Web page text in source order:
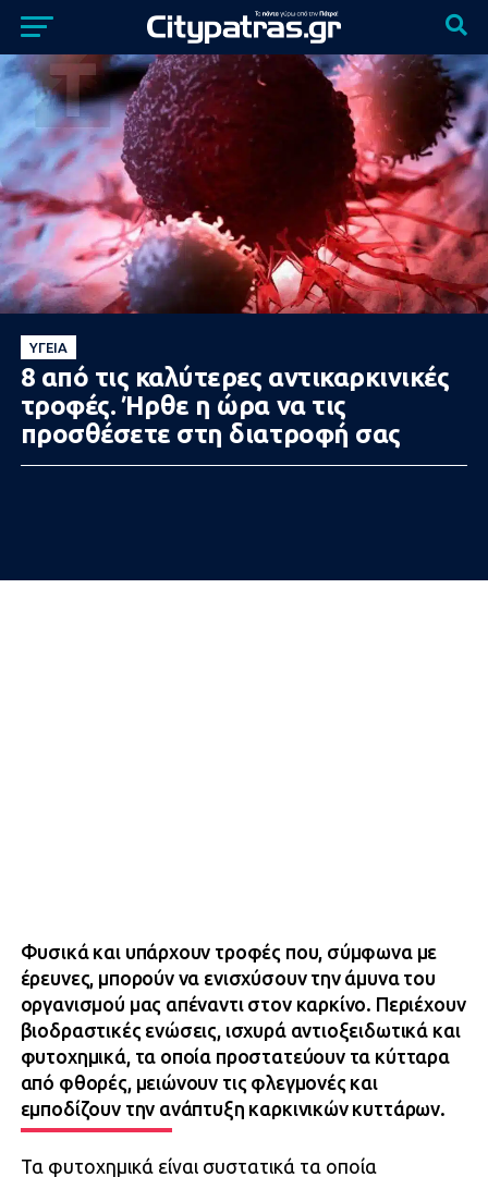
ΥΓΕΊΑ
8 από τις καλύτερες αντικαρκινικές
τροφές. Ήρθε η ώρα να τις
προσθέσετε στη διατροφή σας
Φυσικά και υπάρχουν τροφές που, σύμφωνα με
έρευνες, μπορούν να ενισχύσουν την άμυνα του
οργανισμού μας απέναντι στον καρκίνο. Περιέχουν
βιοδραστικές ενώσεις, ισχυρά αντιοξειδωτικά και
φυτοχημικά, τα οποία προστατεύουν τα κύτταρα
από φθορές, μειώνουν τις φλεγμονές και
εμποδίζουν την ανάπτυξη καρκινικών κυττάρων.
Τα φυτοχημικά είναι συστατικά τα οποία